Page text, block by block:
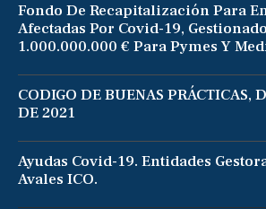
Fondo De Recapitalización Para
Afectadas Por Covid-19,
1.000.000.000 € Para Pymes Y
CODIGO DE BUENAS PRÁCTICAS,
DE 2021
Ayudas Covid-19. Entidades
Avales ICO.